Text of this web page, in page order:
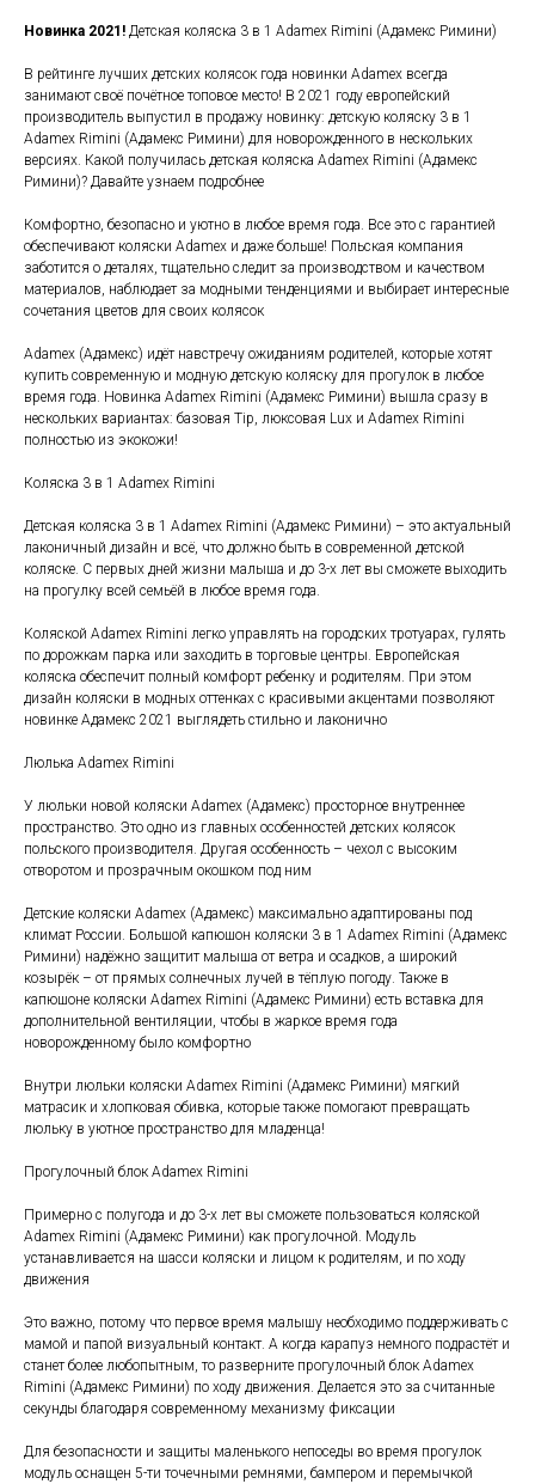
Новинка 2021! Детская коляска 3 в 1 Adamex Rimini (Адамекс Римини)
В рейтинге лучших детских колясок года новинки Adamex всегда
занимают своё почётное топовое место! В 2021 году европейский
производитель выпустил в продажу новинку: детскую коляску 3 в 1
Adamex Rimini (Адамекс Римини) для новорожденного в нескольких
версиях. Какой получилась детская коляска Adamex Rimini (Адамекс
Римини)? Давайте узнаем подробнее
Комфортно, безопасно и уютно в любое время года. Все это с гарантией
обеспечивают коляски Adamex и даже больше! Польская компания
заботится о деталях, тщательно следит за производством и качеством
материалов, наблюдает за модными тенденциями и выбирает интересные
сочетания цветов для своих колясок
Adamex (Адамекс) идёт навстречу ожиданиям родителей, которые хотят
купить современную и модную детскую коляску для прогулок в любое
время года. Новинка Adamex Rimini (Адамекс Римини) вышла сразу в
нескольких вариантах: базовая Tip, люксовая Lux и Adamex Rimini
полностью из экокожи!
Коляска 3 в 1 Adamex Rimini
Детская коляска 3 в 1 Adamex Rimini (Адамекс Римини) – это актуальный
лаконичный дизайн и всё, что должно быть в современной детской
коляске. С первых дней жизни малыша и до 3-х лет вы сможете выходить
на прогулку всей семьёй в любое время года.
Коляской Adamex Rimini легко управлять на городских тротуарах, гулять
по дорожкам парка или заходить в торговые центры. Европейская
коляска обеспечит полный комфорт ребенку и родителям. При этом
дизайн коляски в модных оттенках с красивыми акцентами позволяют
новинке Адамекс 2021 выглядеть стильно и лаконично
Люлька Adamex Rimini
У люльки новой коляски Adamex (Адамекс) просторное внутреннее
пространство. Это одно из главных особенностей детских колясок
польского производителя. Другая особенность – чехол с высоким
отворотом и прозрачным окошком под ним
Детские коляски Adamex (Адамекс) максимально адаптированы под
климат России. Большой капюшон коляски 3 в 1 Adamex Rimini (Адамекс
Римини) надёжно защитит малыша от ветра и осадков, а широкий
козырёк – от прямых солнечных лучей в тёплую погоду. Также в
капюшоне коляски Adamex Rimini (Адамекс Римини) есть вставка для
дополнительной вентиляции, чтобы в жаркое время года
новорожденному было комфортно
Внутри люльки коляски Adamex Rimini (Адамекс Римини) мягкий
матрасик и хлопковая обивка, которые также помогают превращать
люльку в уютное пространство для младенца!
Прогулочный блок Adamex Rimini
Примерно с полугода и до 3-х лет вы сможете пользоваться коляской
Adamex Rimini (Адамекс Римини) как прогулочной. Модуль
устанавливается на шасси коляски и лицом к родителям, и по ходу
движения
Это важно, потому что первое время малышу необходимо поддерживать с
мамой и папой визуальный контакт. А когда карапуз немного подрастёт и
станет более любопытным, то разверните прогулочный блок Adamex
Rimini (Адамекс Римини) по ходу движения. Делается это за считанные
секунды благодаря современному механизму фиксации
Для безопасности и защиты маленького непоседы во время прогулок
модуль оснащен 5-ти точечными ремнями, бампером и перемычкой